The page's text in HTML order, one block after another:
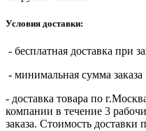
Условия доставки:
- бесплатная доставка при
- минимальная сумма заказа
- доставка товара по
компании в течение 3
заказа. Стоимость доставки